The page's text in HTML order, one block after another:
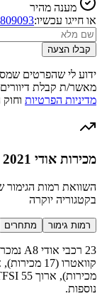
מענה מהיר
או חייגו עכשיו:
קבלו הצעה
ידוע לי שהפרטים
מאשר/ת קבלת
מדיניות הפרטיות
מכירות אודי A8 2021 והשוואה למתחרים
בקטגוריה יוקרה
רמות גימור מתחרים
נוספות.